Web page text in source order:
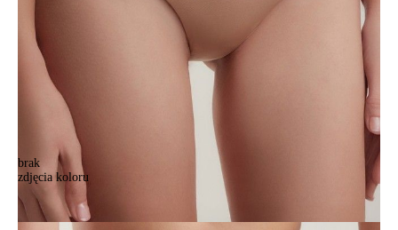
brak
zdjęcia koloru
Majtki CONTE ELEGANT SPORT GLAM RP2297, r.102/L, beżowy
Majtki CONTE ELEGANT SPORT GLAM RP2297, r.102/L, beżowy
75,90 zł